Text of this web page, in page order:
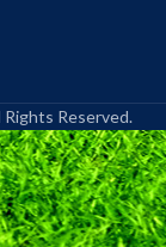
Reserved.